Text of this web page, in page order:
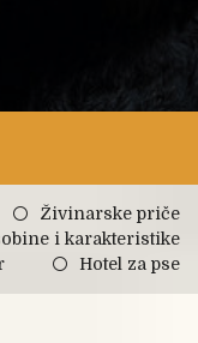
Živinarske priče
i karakteristike
Hotel za pse